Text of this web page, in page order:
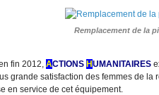
Remplacement de la
fin 2012, ACTIONS HUMANITAIRES
grande satisfaction des femmes de
en service de cet équipement.